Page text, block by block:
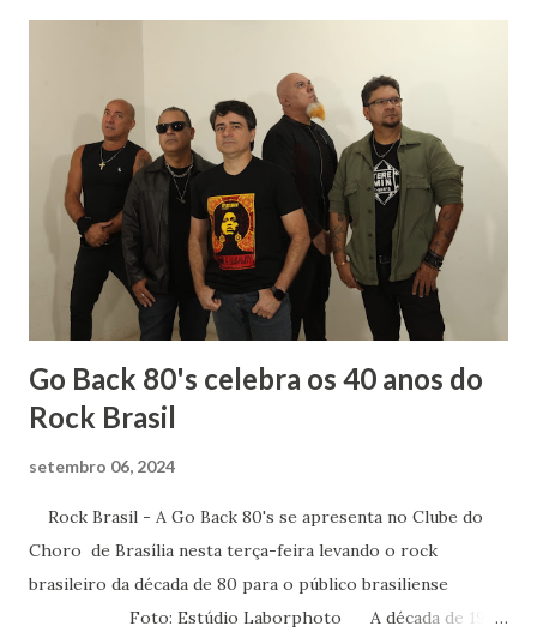
Letras, onde teria minha licenciatura e poderia aprender
mais sobre os autores que já faziam parte de minha vida.
Sempre gostei muito das aulas de História: para entender
literatura é importante saber sobre o contexto histórico
da obra, quais os acontecimentos determinantes na
sociedade da época. Tive ótimos professores de História
no Fundamental, no Médio e na Faculdade mas um do
terceiro ano dividia comigo um amor: a mús...
Go Back 80's celebra os 40 anos do
Rock Brasil
setembro 06, 2024
Rock Brasil - A Go Back 80's se apresenta no Clube do
Choro de Brasília nesta terça-feira levando o rock
brasileiro da década de 80 para o público brasiliense
Foto: Estúdio Laborphoto A década de 1980